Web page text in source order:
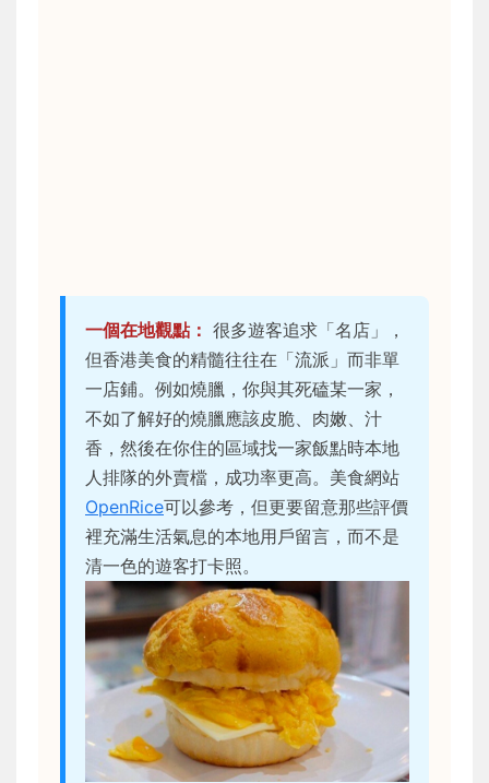
一個在地觀點： 很多遊客追求「名店」，
但香港美食的精髓往往在「流派」而非單
一店鋪。例如燒臘，你與其死磕某一家，
不如了解好的燒臘應該皮脆、肉嫩、汁
香，然後在你住的區域找一家飯點時本地
人排隊的外賣檔，成功率更高。美食網站
OpenRice可以參考，但更要留意那些評價
裡充滿生活氣息的本地用戶留言，而不是
清一色的遊客打卡照。